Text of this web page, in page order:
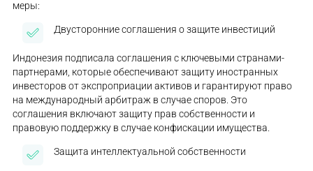
меры:
Двусторонние соглашения о защите инвестиций
Индонезия подписала соглашения с ключевыми странами-
партнерами, которые обеспечивают защиту иностранных
инвесторов от экспроприации активов и гарантируют право
на международный арбитраж в случае споров. Это
соглашения включают защиту прав собственности и
правовую поддержку в случае конфискации имущества.
Защита интеллектуальной собственности